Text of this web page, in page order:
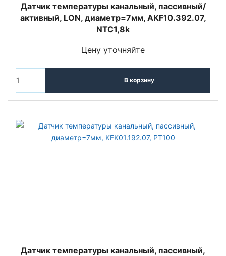
Датчик температуры канальный, пассивный/
активный, LON, диаметр=7мм, AKF10.392.07,
NTC1,8k
Цену уточняйте
В корзину
Датчик температуры канальный, пассивный,